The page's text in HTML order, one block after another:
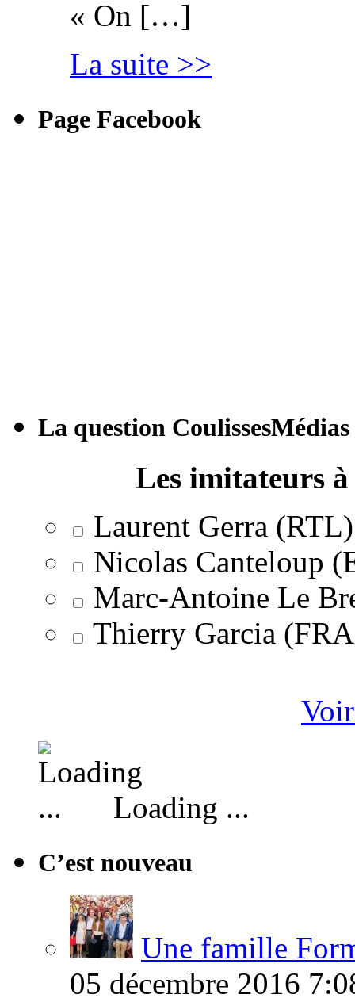
« On […]
La suite >>
Page Facebook
La question CoulissesMédias
Les imitateurs
Laurent Gerra (RTL)
Nicolas Canteloup
Marc-Antoine Le
Thierry Garcia
Loading ...
C’est nouveau
Une famille
05 décembre 2016